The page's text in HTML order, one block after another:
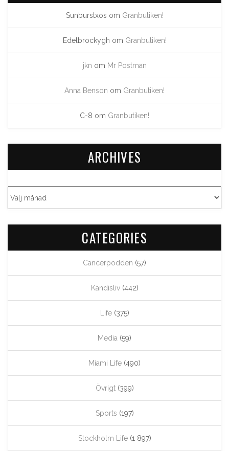
Sunburstxos om Granbutiken!
Edelbrockygh om Granbutiken!
jkn om Mr Postman
Anna Benson om Granbutiken!
C-8 om Granbutiken!
ARCHIVES
CATEGORIES
Cancerpodden (57)
Kändisliv(442)
Life(375)
Media (59)
Miami Life (490)
Övrigt(399)
Sports (197)
Stockholm Life(1 897)